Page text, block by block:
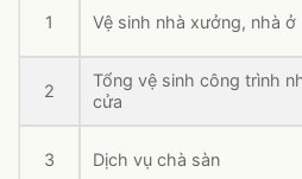
1 Vệ sinh nhà xưởng, nhà ở
2
Tổng vệ sinh công trình
cửa
3 Dịch vụ chà sàn